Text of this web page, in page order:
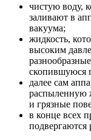
чистую воду,
заливают в
вакуума;
жидкость,
высоким
скопившуюся
далее сам
распыленную
и грязные
в конце всех
подвергаются